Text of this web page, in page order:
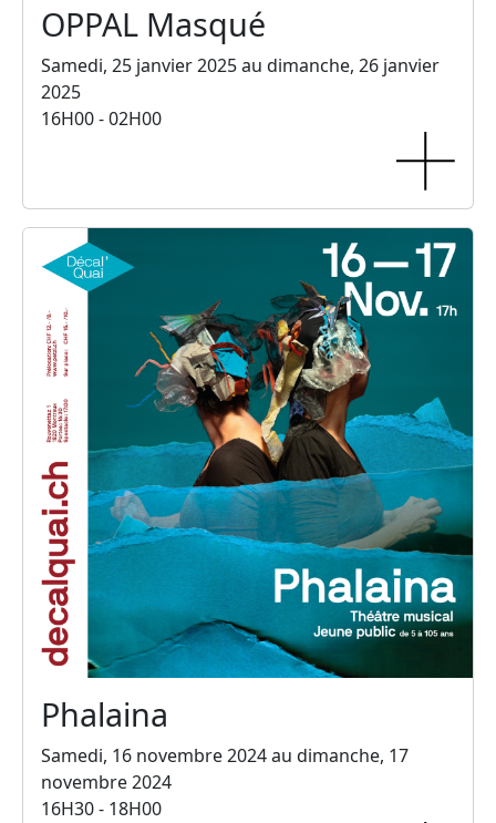
OPPAL Masqué
Samedi, 25 janvier 2025 au dimanche, 26 janvier
2025
16H00 - 02H00
Phalaina
Samedi, 16 novembre 2024 au dimanche, 17
novembre 2024
16H30 - 18H00